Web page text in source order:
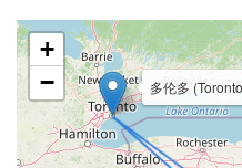
多伦多
+
−